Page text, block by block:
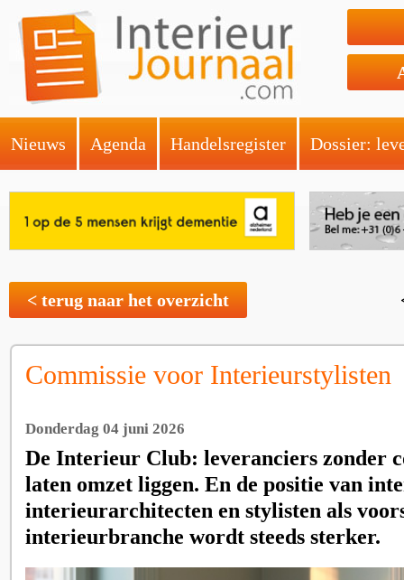
Nieuws Agenda Handelsregister Dossier:
< terug naar het overzicht
Commissie voor Interieurstylisten
Donderdag 04 juni 2026
De Interieur Club: leveranciers zonder
laten omzet liggen. En de positie van
interieurarchitecten en stylisten als
interieurbranche wordt steeds sterker.